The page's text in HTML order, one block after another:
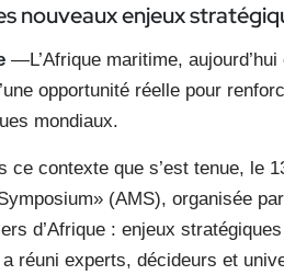
nouveaux enjeux
—L’Afrique maritime,
opportunité réelle pour
mondiaux.
ce contexte que s’est tenue, le
(AMS), organisée
d’Afrique : enjeux
réuni experts, décideurs et